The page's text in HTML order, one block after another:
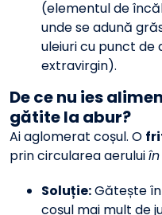
(elementul de
unde se adună
uleiuri cu punct de
extravirgin).
De ce nu ies
gătite la abur?
Ai aglomerat coșul. O
prin circularea aerului
Soluție:Gătește
coșul mai mult de